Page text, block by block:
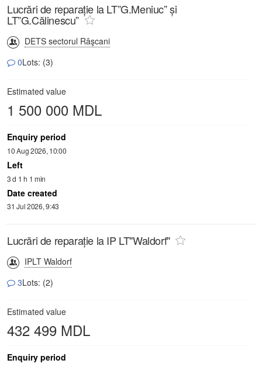
Lucrări de reparație la LT”G.Meniuc” și
LT”G.Călinescu”
DETS sectorul Râşcani
0Lots: (3)
Estimated value
1 500 000 MDL
Enquiry period
10 Aug 2026, 10:00
Left
3 d 1 h 1 min
Date created
31 Jul 2026, 9:43
Lucrări de reparație la IP LT"Waldorf"
IPLT Waldorf
3Lots: (2)
Estimated value
432 499 MDL
Enquiry period